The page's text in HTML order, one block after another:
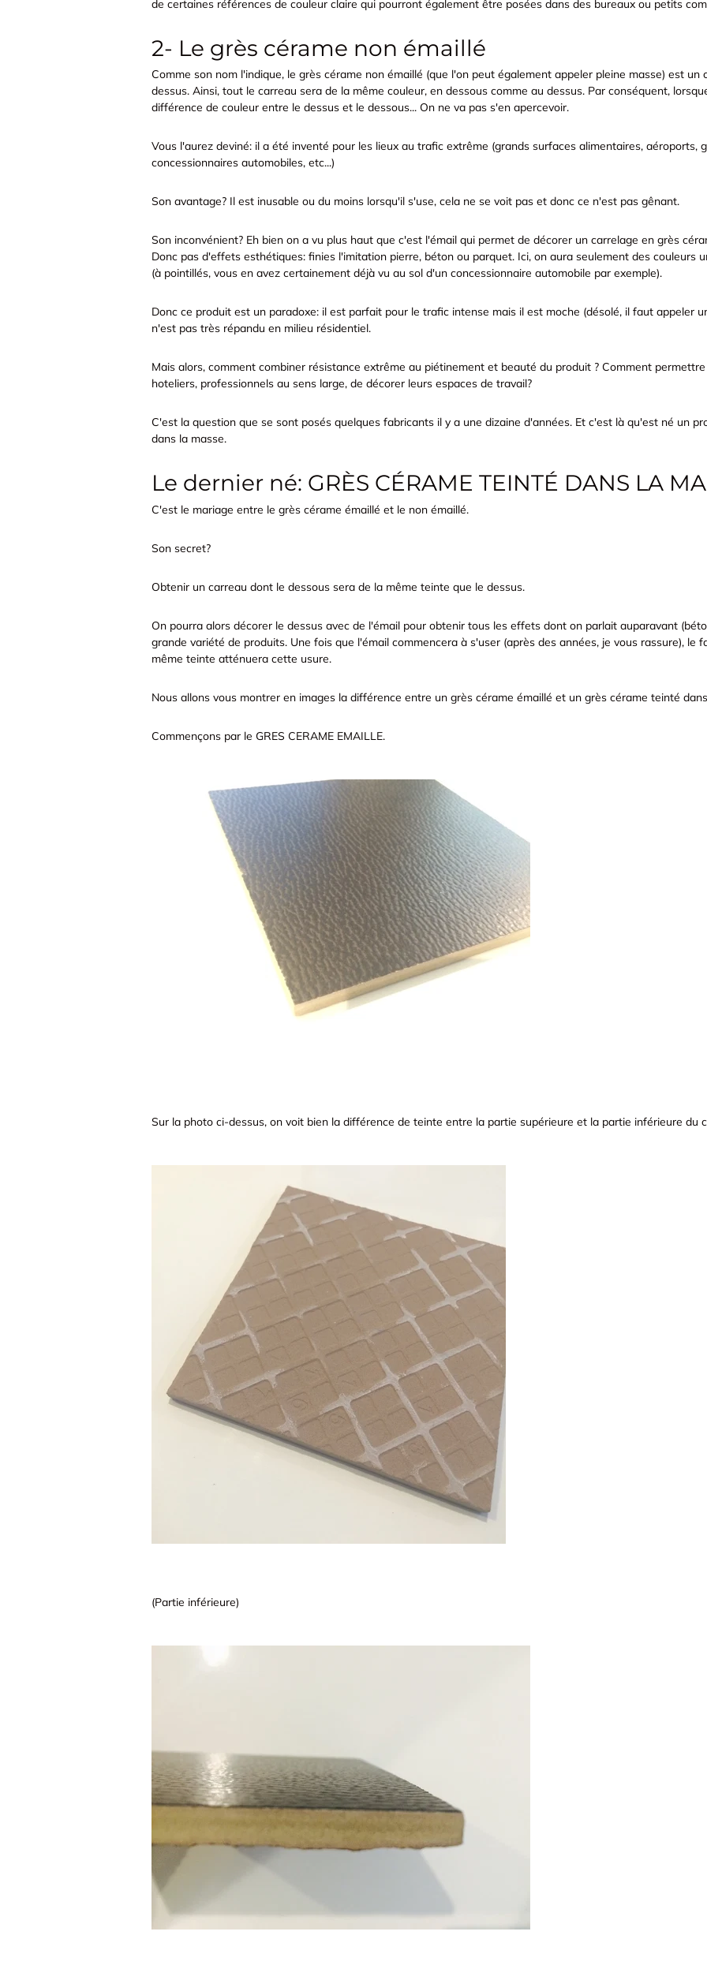
de certaines références de couleur claire qui pourront également être posées dans des bureaux ou petits
2- Le grès cérame non émaillé
Comme son nom l'indique, le grès cérame non émaillé (que l'on peut également appeler pleine masse) est un
dessus. Ainsi, tout le carreau sera de la même couleur, en dessous comme au dessus. Par conséquent,
différence de couleur entre le dessus et le dessous... On ne va pas s'en apercevoir.
Vous l'aurez deviné: il a été inventé pour les lieux au trafic extrême (grands surfaces alimentaires, aéroports,
concessionnaires automobiles, etc...)
Son avantage? Il est inusable ou du moins lorsqu'il s'use, cela ne se voit pas et donc ce n'est pas gênant.
Son inconvénient? Eh bien on a vu plus haut que c'est l'émail qui permet de décorer un carrelage en grès
Donc pas d'effets esthétiques: finies l'imitation pierre, béton ou parquet. Ici, on aura seulement des couleurs
(à pointillés, vous en avez certainement déjà vu au sol d'un concessionnaire automobile par exemple).
Donc ce produit est un paradoxe: il est parfait pour le trafic intense mais il est moche (désolé, il faut appeler
n'est pas très répandu en milieu résidentiel.
Mais alors, comment combiner résistance extrême au piétinement et beauté du produit ? Comment
hoteliers, professionnels au sens large, de décorer leurs espaces de travail?
C'est la question que se sont posés quelques fabricants il y a une dizaine d'années. Et c'est là qu'est né un
dans la masse.
Le dernier né: GRÈS CÉRAME TEINTÉ DANS LA
C'est le mariage entre le grès cérame émaillé et le non émaillé.
Son secret?
Obtenir un carreau dont le dessous sera de la même teinte que le dessus.
On pourra alors décorer le dessus avec de l'émail pour obtenir tous les effets dont on parlait auparavant
grande variété de produits. Une fois que l'émail commencera à s'user (après des années, je vous rassure), le
même teinte atténuera cette usure.
Nous allons vous montrer en images la différence entre un grès cérame émaillé et un grès cérame teinté
Commençons par le GRES CERAME EMAILLE.
Sur la photo ci-dessus, on voit bien la différence de teinte entre la partie supérieure et la partie inférieure du
(Partie inférieure)